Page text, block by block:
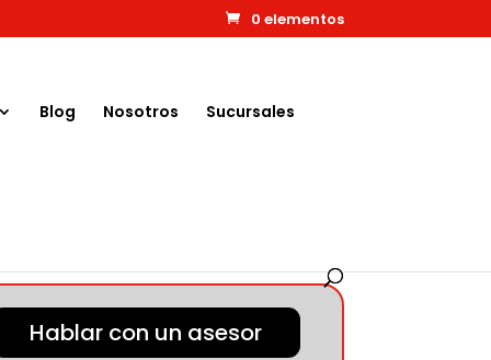
0 elementos
Blog Nosotros Sucursales
Hablar con un asesor